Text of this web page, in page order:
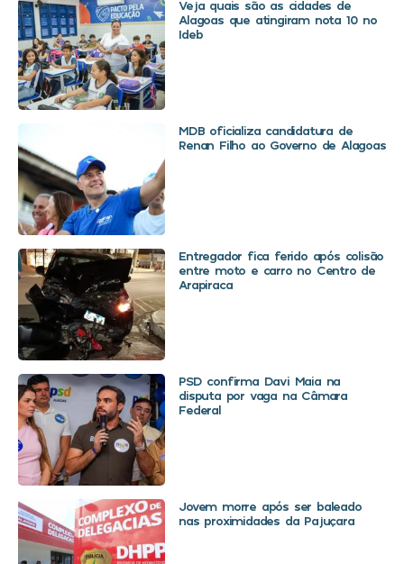
Veja quais são as cidades de
Alagoas que atingiram nota 10 no
Ideb
MDB oficializa candidatura de
Renan Filho ao Governo de Alagoas
Entregador fica ferido após colisão
entre moto e carro no Centro de
Arapiraca
PSD confirma Davi Maia na
disputa por vaga na Câmara
Federal
Jovem morre após ser baleado
nas proximidades da Pajuçara